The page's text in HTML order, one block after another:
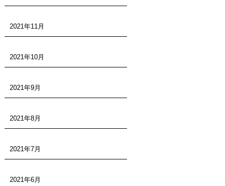
2021年11月
2021年10月
2021年9月
2021年8月
2021年7月
2021年6月